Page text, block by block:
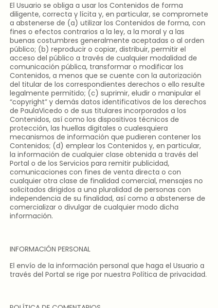
El Usuario se obliga a usar los Contenidos de forma
diligente, correcta y lícita y, en particular, se compromete
a abstenerse de (a) utilizar los Contenidos de forma, con
fines o efectos contrarios a la ley, a la moral y a las
buenas costumbres generalmente aceptadas o al orden
público; (b) reproducir o copiar, distribuir, permitir el
acceso del público a través de cualquier modalidad de
comunicación pública, transformar o modificar los
Contenidos, a menos que se cuente con la autorización
del titular de los correspondientes derechos o ello resulte
legalmente permitido; (c) suprimir, eludir o manipular el
“copyright” y demás datos identificativos de los derechos
de PaulaVicedo o de sus titulares incorporados a los
Contenidos, así como los dispositivos técnicos de
protección, las huellas digitales o cualesquiera
mecanismos de información que pudieren contener los
Contenidos; (d) emplear los Contenidos y, en particular,
la información de cualquier clase obtenida a través del
Portal o de los Servicios para remitir publicidad,
comunicaciones con fines de venta directa o con
cualquier otra clase de finalidad comercial, mensajes no
solicitados dirigidos a una pluralidad de personas con
independencia de su finalidad, así como a abstenerse de
comercializar o divulgar de cualquier modo dicha
información.
INFORMACIÓN PERSONAL
El envío de la información personal que haga el Usuario a
través del Portal se rige por nuestra Política de privacidad.